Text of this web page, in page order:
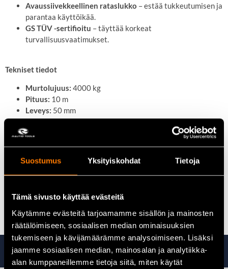
Suostumus Yksityiskohdat Tietoja
Tämä sivusto käyttää evästeitä
Käytämme evästeitä tarjoamamme sisällön ja mainosten
räätälöimiseen, sosiaalisen median ominaisuuksien
tukemiseen ja kävijämäärämme analysoimiseen. Lisäksi
jaamme sosiaalisen median, mainosalan ja analytiikka-
alan kumppaneillemme tietoja siitä, miten käytät
Avaussiivekkeellinen rataslukko – estää tukkeutumisen ja
parantaa käyttöikää.
GS TÜV -sertifioitu – täyttää korkeat
turvallisuusvaatimukset.
Tekniset tiedot
Murtolujuus: 4000 kg
Pituus: 10 m
Leveys: 50 mm
Kiinnitystapa:Tupla J-koukut
Rataslukko:
EAN-koodi:
6418914682478
Kaikki kuorman sidontavälineet löydät täältä
Tutustu myös